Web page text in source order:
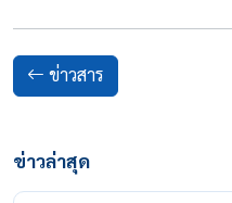
ข่าวสาร
ข่าวล่าสุด